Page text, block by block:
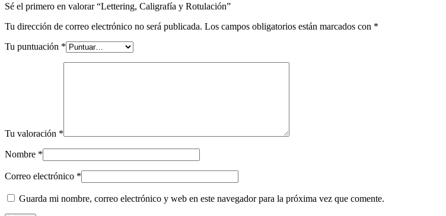
Sé el primero en valorar “Lettering, Caligrafía y Rotulación”
Tu dirección de correo electrónico no será publicada. Los campos obligatorios están marcados con *
Tu puntuación *
Tu valoración *
Nombre *
Correo electrónico *
Guarda mi nombre, correo electrónico y web en este navegador para la próxima vez que comente.